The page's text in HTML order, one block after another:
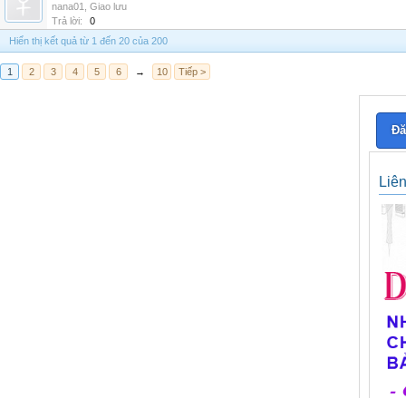
nana01
Giao lưu
Trả lời:
0
Hiển thị kết quả từ 1 đến 20 của 200
1 2 3 4 5 6 → 10 Tiếp >